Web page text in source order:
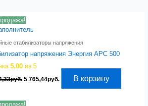
стабилизаторы напряжения
напряжения Энергия APC 500
5.00 из 5
руб. Первоначальная
5
5 765,44руб. ТекущаяВ корзину